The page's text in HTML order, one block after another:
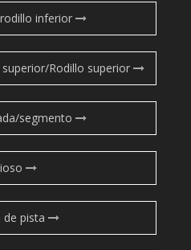
inferior
Rodillo superior
segmento
de pista